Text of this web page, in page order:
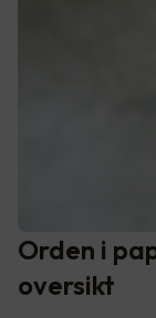
Orden i
oversikt